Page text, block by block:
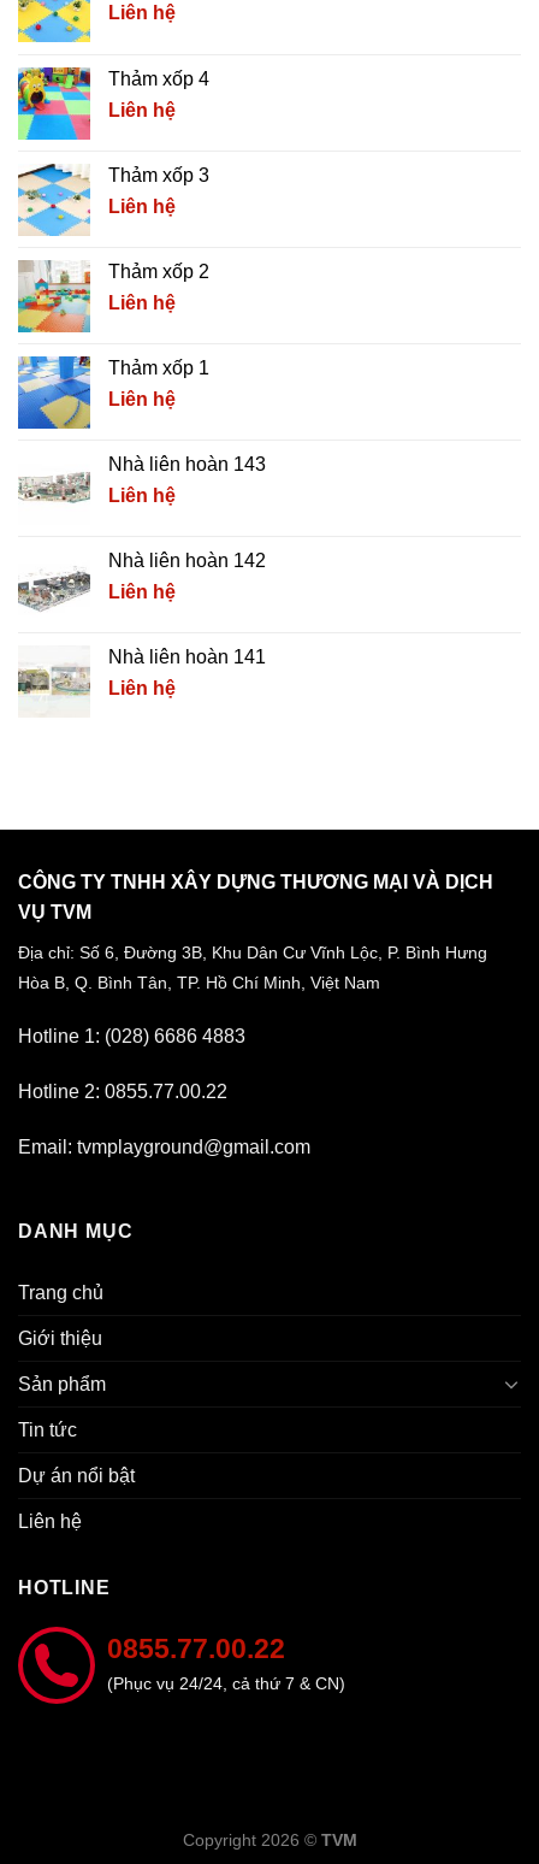
Liên hệ
Thảm xốp 4
Liên hệ
Thảm xốp 3
Liên hệ
Thảm xốp 2
Liên hệ
Thảm xốp 1
Liên hệ
Nhà liên hoàn 143
Liên hệ
Nhà liên hoàn 142
Liên hệ
Nhà liên hoàn 141
Liên hệ
CÔNG TY TNHH XÂY DỰNG THƯƠNG MẠI VÀ DỊCH
VỤ TVM
Địa chỉ: Số 6, Đường 3B, Khu Dân Cư Vĩnh Lộc, P. Bình Hưng
Hòa B, Q. Bình Tân, TP. Hồ Chí Minh, Việt Nam
Hotline 1: (028) 6686 4883
Hotline 2: 0855.77.00.22
Email: tvmplayground@gmail.com
DANH MỤC
Trang chủ
Giới thiệu
Sản phẩm
Tin tức
Dự án nổi bật
Liên hệ
HOTLINE
0855.77.00.22
(Phục vụ 24/24, cả thứ 7 & CN)
Copyright 2026 © TVM